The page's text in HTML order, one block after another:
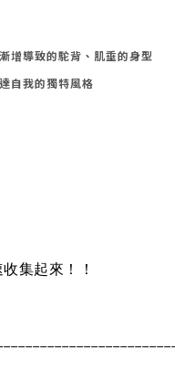
增導致的駝背、肌垂的身型
自我的獨特風格
集起來！！